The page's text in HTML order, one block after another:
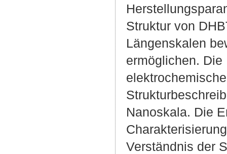
Struktur von
Längenskalen
ermöglichen.
Nanoskala. Die
Verständnis der